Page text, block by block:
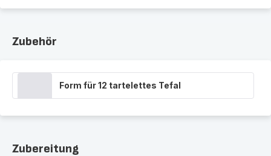
Zubehör
Form für 12 tartelettes Tefal
Zubereitung